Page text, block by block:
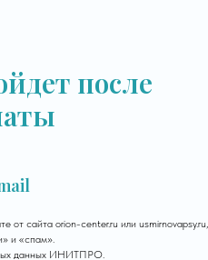
после
от сайта orion-center.ru или usmirnovapsy.ru,
и «спам».
данных ИНИТПРО.